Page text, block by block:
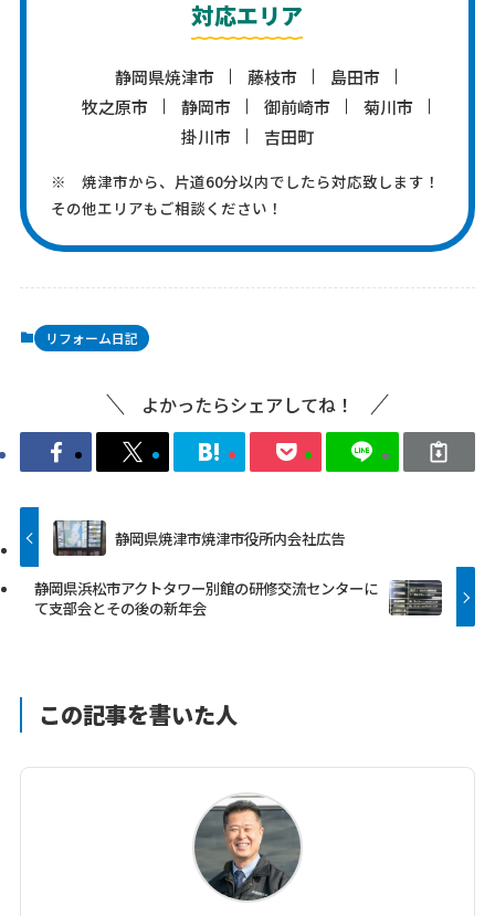
対応エリア
静岡県焼津市 藤枝市
島田市
牧之原市
静岡市 御前崎市
菊川市
掛川市
吉田町
※ 焼津市から、片道60分以内でしたら対応致します！
その他エリアもご相談ください！
リフォーム日記
よかったらシェアしてね！
静岡県焼津市焼津市役所内会社広告
静岡県浜松市アクトタワー別館の研修交流センターに
て支部会とその後の新年会
この記事を書いた人